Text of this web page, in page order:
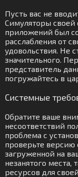
Пусть вас не
Симуляторы своей
приложений был
расслабления от
удовольствия. Не
значительного.
представитель
погружайтесь в
Системные
Обратите ваше
несоответствий
проблема с
проверьте версию
загруженной на
незанятого места,
ресурсов для